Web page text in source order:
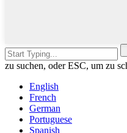
zu suchen, oder ESC, um zu
English
French
German
Portuguese
Spanish